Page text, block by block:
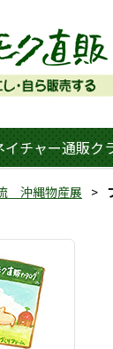
イチャー通販ク
沖縄物産展